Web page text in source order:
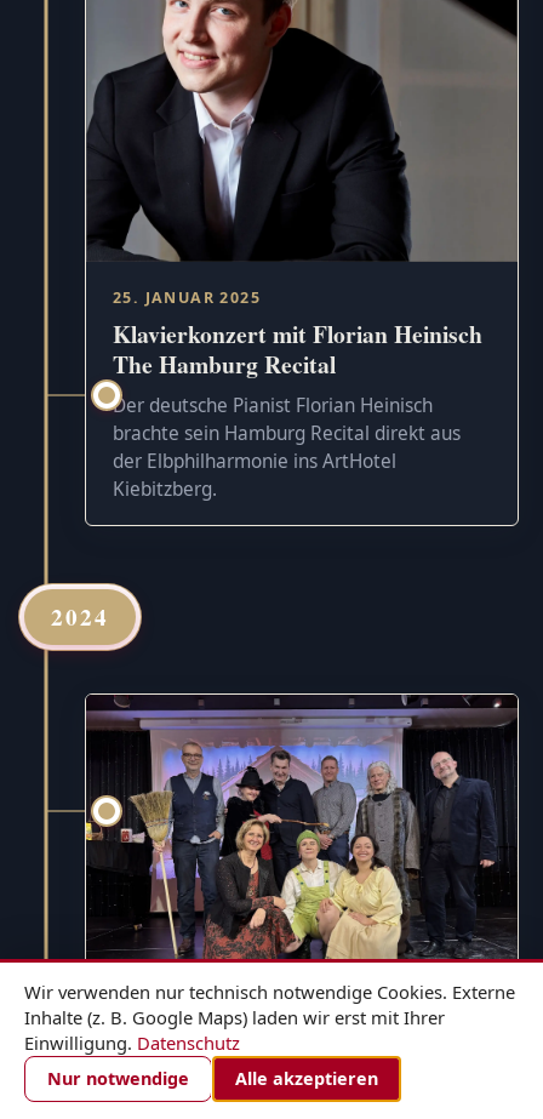
25. JANUAR 2025
Klavierkonzert mit Florian Heinisch
The Hamburg Recital
Der deutsche Pianist Florian Heinisch
brachte sein Hamburg Recital direkt aus
der Elbphilharmonie ins ArtHotel
Kiebitzberg.
2024
1. DEZEMBER 2024
Hänsel und Gretel - für die ganze
ZIMMER BUCHEN
Wir verwenden nur technisch notwendige Cookies. Externe
Inhalte (z. B. Google Maps) laden wir erst mit Ihrer
Einwilligung. Datenschutz
Nur notwendige Alle akzeptieren